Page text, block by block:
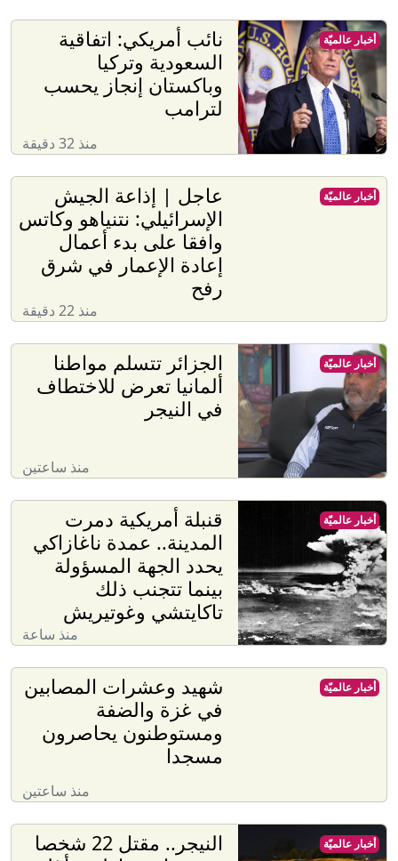
نائب أمريكي: اتفاقية
السعودية وتركيا
وباكستان إنجاز يحسب
لترامب
منذ 32 دقيقة
أخبار عالميّة
عاجل | إذاعة الجيش
الإسرائيلي: نتنياهو وكاتس
وافقا على بدء أعمال
إعادة الإعمار في شرق
رفح
منذ 22 دقيقة
أخبار عالميّة
الجزائر تتسلم مواطنا
ألمانيا تعرض للاختطاف
في النيجر
منذ ساعتين
أخبار عالميّة
قنبلة أمريكية دمرت
المدينة.. عمدة ناغازاكي
يحدد الجهة المسؤولة
بينما تتجنب ذلك
تاكايتشي وغوتيريش
منذ ساعة
أخبار عالميّة
شهيد وعشرات المصابين
في غزة والضفة
ومستوطنون يحاصرون
مسجدا
منذ ساعتين
أخبار عالميّة
النيجر.. مقتل 22 شخصا
أخبار عالميّة